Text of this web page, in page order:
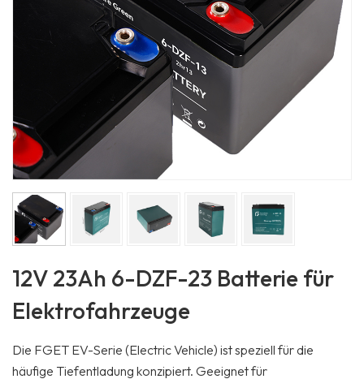
12V 23Ah 6-DZF-23 Batterie für
Elektrofahrzeuge
Die FGET EV-Serie (Electric Vehicle) ist speziell für die
häufige Tiefentladung konzipiert. Geeignet für